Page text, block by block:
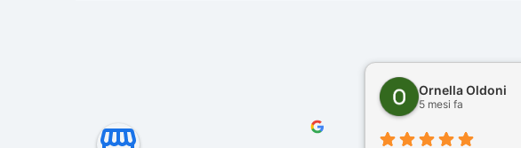
Ornella Oldoni
5 mesi fa